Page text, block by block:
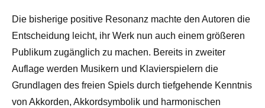
Die bisherige positive Resonanz machte den Autoren die
Entscheidung leicht, ihr Werk nun auch einem größeren
Publikum zugänglich zu machen. Bereits in zweiter
Auflage werden Musikern und Klavierspielern die
Grundlagen des freien Spiels durch tiefgehende Kenntnis
von Akkorden, Akkordsymbolik und harmonischen